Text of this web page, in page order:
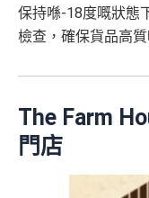
保持喺-18度嘅狀態
檢查，確保貨品高質
The Farm
門店